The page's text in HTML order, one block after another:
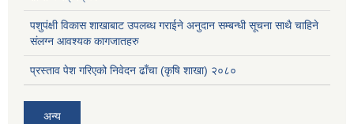
पशुपंक्षी विकास शाखाबाट उपलब्ध गराईने अनुदान सम्बन्धी सूचना साथै चाहिने
संलग्न आवश्यक कागजातहरु
प्रस्ताव पेश गरिएको निवेदन ढाँचा (कृषि शाखा) २०८०
अन्य